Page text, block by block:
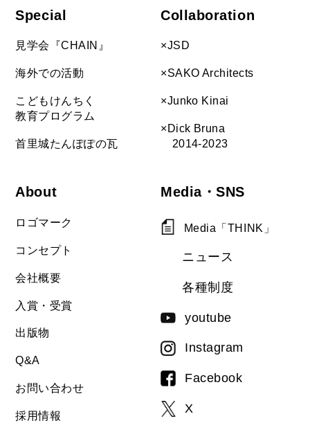
Special
見学会『CHAIN』
海外での活動
こどもけんちく
教育プログラム
首里城たんぽぽの瓦
Collaboration
×JSD
×SAKO Architects
×Junko Kinai
×Dick Bruna
2014-2023
About
ロゴマーク
コンセプト
会社概要
入賞・受賞
出版物
Q&A
お問い合わせ
採用情報
Media・SNS
Media「THINK」
ニュース
各種制度
youtube
Instagram
Facebook
X